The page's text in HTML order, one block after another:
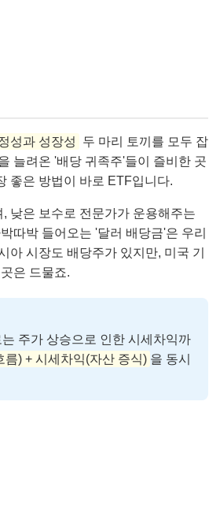
성과 성장성
두 마리 토끼를 모두 잡
늘려온 '배당 귀족주'들이 즐비한 곳
좋은 방법이 바로 ETF입니다.
낮은 보수로 전문가가 운용해주는
따박 들어오는 '달러 배당금'은 우리
시장도 배당주가 있지만, 미국 기
은 드물죠.
주가 상승으로 인한 시세차익까
름) + 시세차익(자산 증식) 을 동시